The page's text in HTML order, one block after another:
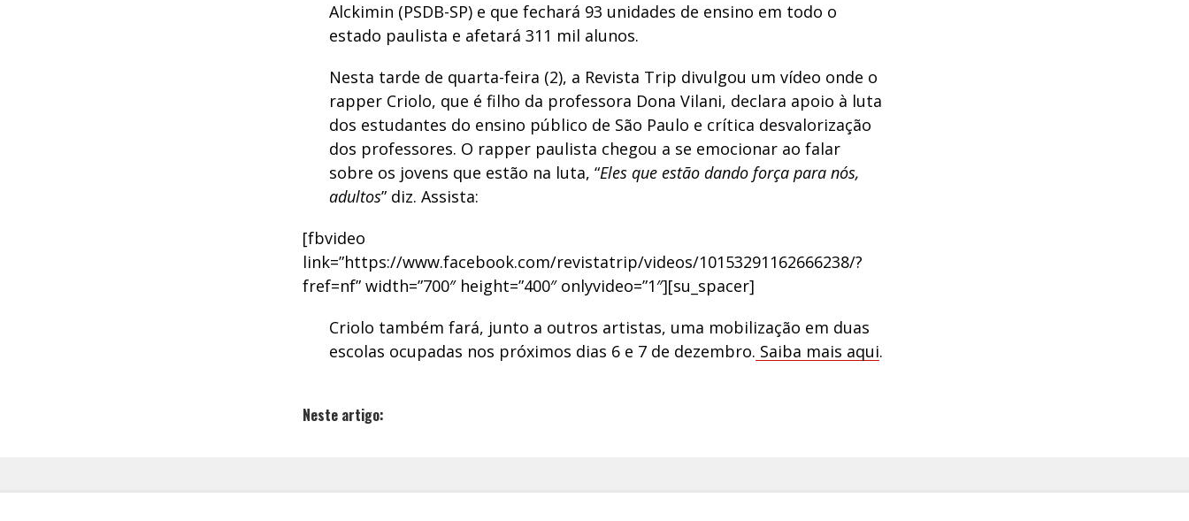
Alckimin (PSDB-SP) e que fechará 93 unidades de ensino em todo o
estado paulista e afetará 311 mil alunos.
Nesta tarde de quarta-feira (2), a Revista Trip divulgou um vídeo onde o
rapper Criolo, que é filho da professora Dona Vilani, declara apoio à luta
dos estudantes do ensino público de São Paulo e crítica desvalorização
dos professores. O rapper paulista chegou a se emocionar ao falar
sobre os jovens que estão na luta, “Eles que estão dando força para nós,
adultos” diz. Assista:
[fbvideo
link=”https://www.facebook.com/revistatrip/videos/10153291162666238/?
fref=nf” width=”700″ height=”400″ onlyvideo=”1″][su_spacer]
Criolo também fará, junto a outros artistas, uma mobilização em duas
escolas ocupadas nos próximos dias 6 e 7 de dezembro. Saiba mais aqui.
Neste artigo: